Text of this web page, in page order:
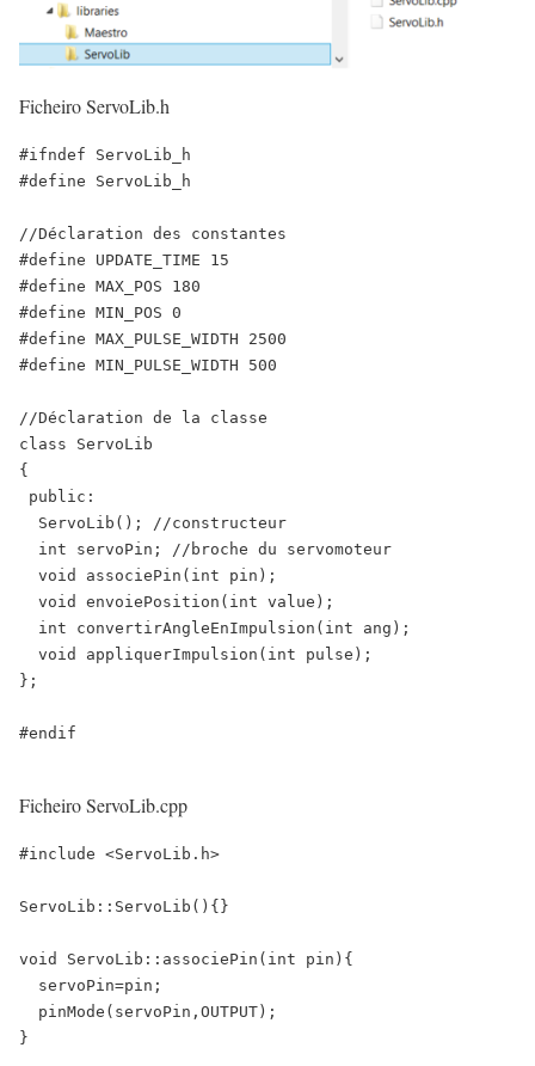
Ficheiro ServoLib.h
#ifndef
ServoLib_h
#define
ServoLib_h
//Déclaration des constantes
#define
UPDATE_TIME
15
#define MAX_POS
180
#define MIN_POS 0
#define MAX_PULSE_WIDTH
2500
#define MIN_PULSE_WIDTH 500
//Déclaration de la classe
class
ServoLib
{
public :
ServoLib ( ) ;
//constructeur
int
servoPin ;
//broche du servomoteur
void
associePin ( int pin ) ;
void
envoiePosition ( int value ) ;
int
convertirAngleEnImpulsion ( int ang ) ;
void
appliquerImpulsion ( int pulse ) ;
} ;
#endif
Ficheiro ServoLib.cpp
#include <ServoLib . h>
ServoLib :: ServoLib(){}
void ServoLib :: associePin( int
pin){
servoPin=pin;
pinMode (servoPin , OUTPUT );
}